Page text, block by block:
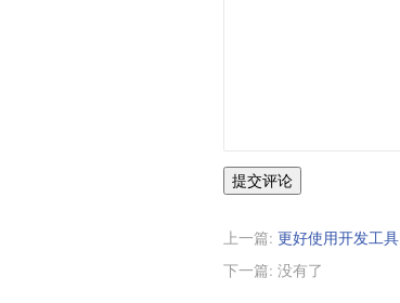
提交评论
上一篇: 更好使用开发工具
下一篇: 没有了